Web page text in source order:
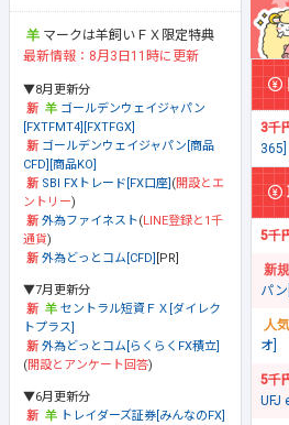
マークは羊飼いＦＸ限定特典
最新情報：8月3日11時に更新
▼8月更新分
ゴールデンウェイジャパン
[FXTFMT4][FXTFGX]
ゴールデンウェイジャパン[商品
CFD][商品KO]
SBI FXトレード[FX口座] (開設とエ
ントリー)
外為ファイネスト(LINE登録と1千
通貨)
外為どっとコム[CFD] [PR]
▼7月更新分
セントラル短資ＦＸ[ダイレク
トプラス]
外為どっとコム[らくらくFX積立]
(開設とアンケート回答)
▼6月更新分
トレイダーズ証券[みんなのFX]
3千
365]
5千
パン
オ]
5千
UFJ